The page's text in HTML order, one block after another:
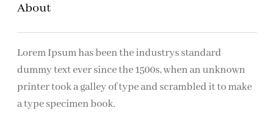
n
About
Lorem Ipsum has been the industrys standard
dummy text ever since the 1500s, when an unknown
printer took a galley of type and scrambled it to make
a type specimen book.